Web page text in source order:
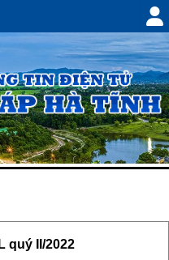
quý II/2022